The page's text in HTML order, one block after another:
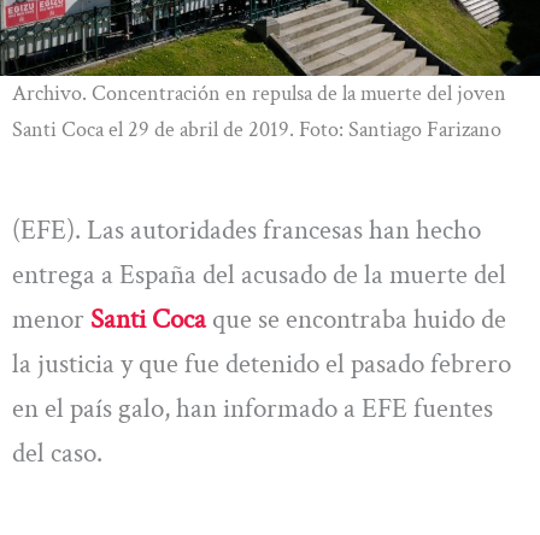
Archivo. Concentración en repulsa de la muerte del joven
Santi Coca el 29 de abril de 2019. Foto: Santiago Farizano
(EFE). Las autoridades francesas han hecho
entrega a España del acusado de la muerte del
menor Santi Cocaque se encontraba huido de
la justicia y que fue detenido el pasado febrero
en el país galo, han informado a EFE fuentes
del caso.